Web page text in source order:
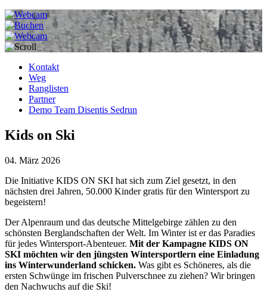
Kontakt
Weg
Ranglisten
Partner
Demo Team Disentis Sedrun
Kids on Ski
04. März 2026
Die Initiative KIDS ON SKI hat sich zum Ziel gesetzt, in den
nächsten drei Jahren, 50.000 Kinder gratis für den Wintersport zu
begeistern!
Der Alpenraum und das deutsche Mittelgebirge zählen zu den
schönsten Berglandschaften der Welt. Im Winter ist er das Paradies
für jedes Wintersport-Abenteuer. Mit der Kampagne KIDS ON
SKI möchten wir den jüngsten Wintersportlern eine Einladung
ins Winterwunderland schicken. Was gibt es Schöneres, als die
ersten Schwünge im frischen Pulverschnee zu ziehen? Wir bringen
den Nachwuchs auf die Ski!